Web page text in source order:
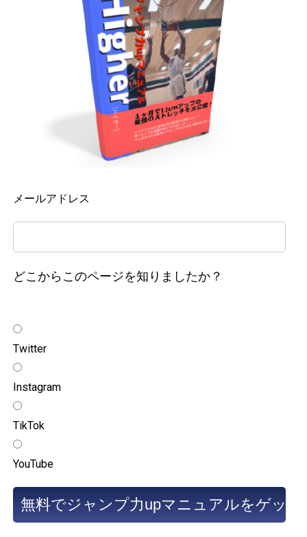
メールアドレス
どこからこのページを知りましたか？
Twitter
Instagram
TikTok
YouTube